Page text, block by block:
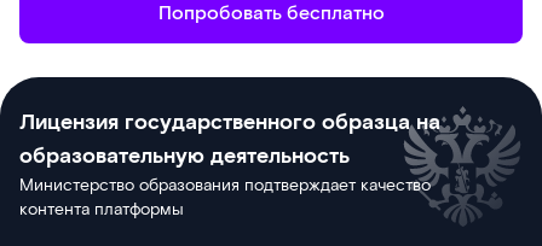
Попробовать бесплатно
Лицензия государственного образца на
образовательную деятельность
Министерство образования подтверждает качество
контента платформы